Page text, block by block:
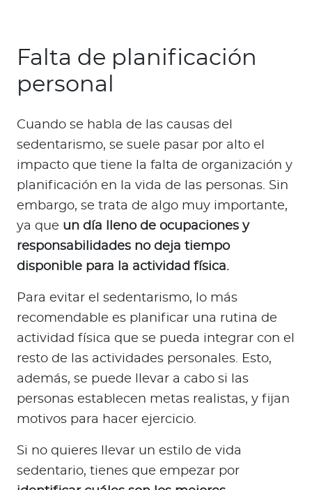
Falta de planificación
personal
Cuando se habla de las causas del
sedentarismo, se suele pasar por alto el
impacto que tiene la falta de organización y
planificación en la vida de las personas. Sin
embargo, se trata de algo muy importante,
ya que un día lleno de ocupaciones y
responsabilidades no deja tiempo
disponible para la actividad física.
Para evitar el sedentarismo, lo más
recomendable es planificar una rutina de
actividad física que se pueda integrar con el
resto de las actividades personales. Esto,
además, se puede llevar a cabo si las
personas establecen metas realistas, y fijan
motivos para hacer ejercicio.
Si no quieres llevar un estilo de vida
sedentario, tienes que empezar por